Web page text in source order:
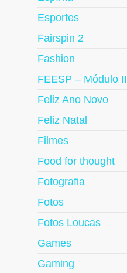
Esportes
Fairspin 2
Fashion
FEESP – Módulo II
Feliz Ano Novo
Feliz Natal
Filmes
Food for thought
Fotografia
Fotos
Fotos Loucas
Games
Gaming